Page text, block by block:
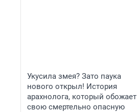
Укусила змея? Зато паука
нового открыл! История
арахнолога, который обожает
свою смертельно опасную